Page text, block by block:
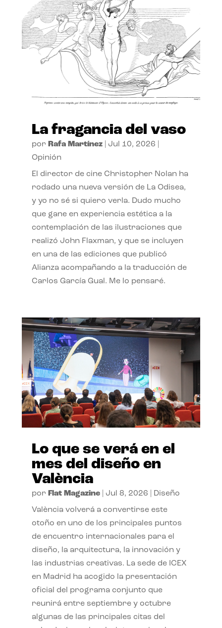
La fragancia del vaso
por Rafa Martínez| Jul 10, 2026
Opinión
El director de cine Christopher Nolan ha
rodado una nueva versión de La Odisea,
y yo no sé si quiero verla. Dudo mucho
que gane en experiencia estética a la
contemplación de las ilustraciones que
realizó John Flaxman, y que se incluyen
en una de las ediciones que publicó
Alianza acompañando a la traducción de
Carlos García Gual. Me lo pensaré.
Lo que se verá en el
mes del diseño en
València
por Flat Magazine| Jul 8, 2026 Diseño
València volverá a convertirse este
otoño en uno de los principales puntos
de encuentro internacionales para el
diseño, la arquitectura, la innovación y
las industrias creativas. La sede de ICEX
en Madrid ha acogido la presentación
oficial del programa conjunto que
reunirá entre septiembre y octubre
algunas de las principales citas del